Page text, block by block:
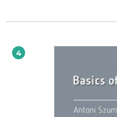
balistyki wewnętrznej lufowych
dynamiki układu będącego
człowiek". Osiągnięcie
celu prowadzi do możliwości
wymagań taktycznych pola walki.
wewnętrznej konsekwentnie
ekstensywnych zaprezentowane w
precyzyjne opisanie modelu fi
bezodrzutowych. Znajomość
(PGBW) lufowych układów
4